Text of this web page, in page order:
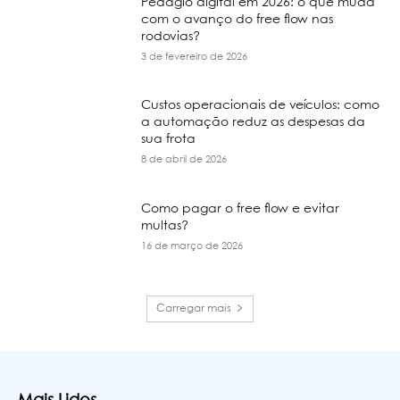
com o avanço do free flow nas
rodovias?
3 de fevereiro de 2026
Custos operacionais de veículos: como
a automação reduz as despesas da
sua frota
8 de abril de 2026
Como pagar o free flow e evitar
multas?
16 de março de 2026
Carregar mais